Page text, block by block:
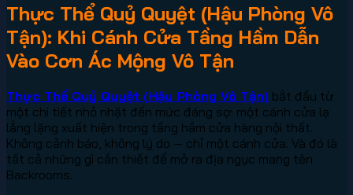
Thực Thể Quỷ Quyệt (Hậu Phòng Vô
Tận): Khi Cánh Cửa Tầng Hầm Dẫn
Vào Cơn Ác Mộng Vô Tận
Thực Thể Quỷ Quyệt (Hậu Phòng Vô Tận) bắt đầu từ
một chi tiết nhỏ nhặt đến mức đáng sợ: một cánh cửa lạ
lẳng lặng xuất hiện trong tầng hầm cửa hàng nội thất.
Không cảnh báo, không lý do — chỉ một cánh cửa. Và đó là
tất cả những gì cần thiết để mở ra địa ngục mang tên
Backrooms.